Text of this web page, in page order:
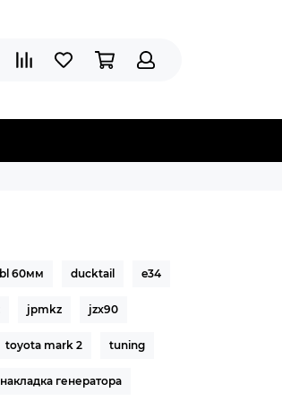
60мм ducktail e34
jpmkz jzx90
toyota mark 2 tuning
накладка генератора